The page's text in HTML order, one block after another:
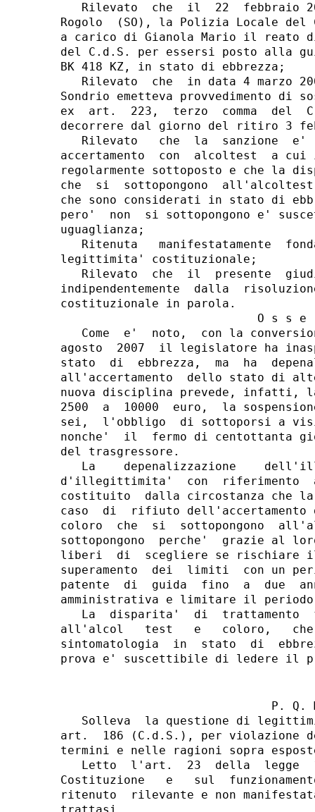
Rilevato  che  il  22  febbraio
Rogolo  (SO), la Polizia Locale del
a carico di Gianola Mario il reato
del C.d.S. per essersi posto alla
BK 418 KZ, in stato di ebbrezza;
Rilevato  che  in data 4 marzo
Sondrio emetteva provvedimento di
ex  art.  223,  terzo  comma  del
decorrere dal giorno del ritiro 3
Rilevato   che  la  sanzione  e'
accertamento  con  alcoltest  a
regolarmente sottoposto e che la
che  si  sottopongono
che sono considerati in stato di
pero'  non  si sottopongono e'
uguaglianza;
Ritenuta   manifestatamente
legittimita' costituzionale;
Rilevato  che  il  presente
indipendentemente  dalla
costituzionale in parola.
O s s e
Come  e'  noto,  con la
agosto  2007  il legislatore ha
stato  di  ebbrezza,  ma  ha
all'accertamento  dello stato di
nuova disciplina prevede, infatti,
2500  a  10000  euro,  la
sei,  l'obbligo  di sottoporsi a
nonche'  il  fermo di centottanta
del trasgressore.
La    depenalizzazione
d'illegittimita'  con  riferimento
costituito  dalla circostanza che
caso  di  rifiuto dell'accertamento
coloro  che  si  sottopongono
sottopongono  perche'  grazie al
liberi  di  scegliere se rischiare il
superamento  dei  limiti  con un
patente  di  guida  fino  a  due
amministrativa e limitare il periodo
La  disparita'  di  trattamento
all'alcol   test   e   coloro,   che
sintomatologia  in  stato  di
P. Q.
Solleva  la questione di
art.  186 (C.d.S.), per violazione
termini e nelle ragioni sopra
Letto  l'art.  23  della  legge
Costituzione   e   sul
ritenuto  rilevante e non